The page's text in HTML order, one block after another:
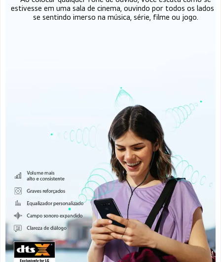
estivesse em uma sala de cinema, ouvindo por todos os lados e
se sentindo imerso na música, série, filme ou jogo.